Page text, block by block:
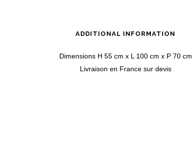
ADDITIONAL INFORMATION
Dimensions H 55 cm x L 100 cm x P 70 cm
Livraison en France sur devis